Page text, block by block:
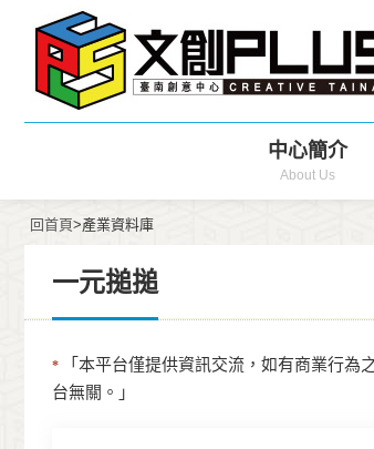
Menu
Navigation
中心簡介
About Us
回首頁>產業資料庫
一元搥搥
*
「本平台僅提供資訊交流，如有商業行
台無關。」